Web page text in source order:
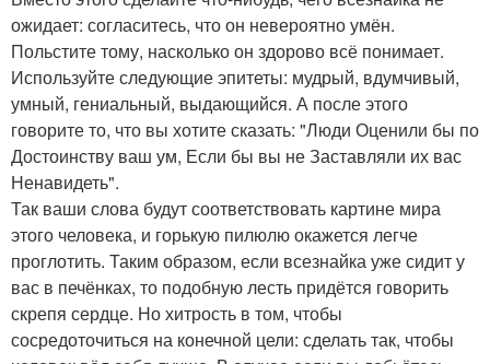
ожидает: согласитесь, что он невероятно умён.
Польстите тому, насколько он здорово всё понимает.
Используйте следующие эпитеты: мудрый, вдумчивый,
умный, гениальный, выдающийся. А после этого
говорите то, что вы хотите сказать: "Люди Оценили бы по
Достоинству ваш ум, Если бы вы не Заставляли их вас
Ненавидеть".
Так ваши слова будут соответствовать картине мира
этого человека, и горькую пилюлю окажется легче
проглотить. Таким образом, если всезнайка уже сидит у
вас в печёнках, то подобную лесть придётся говорить
скрепя сердце. Но хитрость в том, чтобы
сосредоточиться на конечной цели: сделать так, чтобы